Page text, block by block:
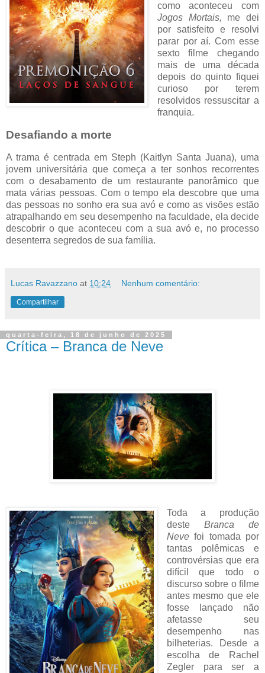
como aconteceu com
Jogos Mortais, me dei
por satisfeito e resolvi
parar por aí. Com esse
sexto filme chegando
mais de uma década
depois do quinto fiquei
curioso por terem
resolvidos ressuscitar a
franquia.
Desafiando a morte
A trama é centrada em Steph (Kaitlyn Santa Juana), uma
jovem universitária que começa a ter sonhos recorrentes
com o desabamento de um restaurante panorâmico que
mata várias pessoas. Com o tempo ela descobre que uma
das pessoas no sonho era sua avó e como as visões estão
atrapalhando em seu desempenho na faculdade, ela decide
descobrir o que aconteceu com a sua avó e, no processo
desenterra segredos de sua família.
Lucas Ravazzano at 10:24 Nenhum comentário:
Compartilhar
quarta-feira, 18 de junho de 2025
Crítica – Branca de Neve
Toda a produção
deste Branca de
Nevefoi tomada por
tantas polêmicas e
controvérsias que era
difícil que todo o
discurso sobre o filme
antes mesmo que ele
fosse lançado não
afetasse seu
desempenho nas
bilheterias. Desde a
escolha de Rachel
Zegler para ser a